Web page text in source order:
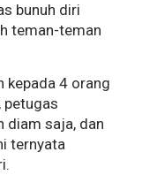
bunuh diri
teman-teman
kepada 4 orang
petugas
diam saja, dan
ternyata